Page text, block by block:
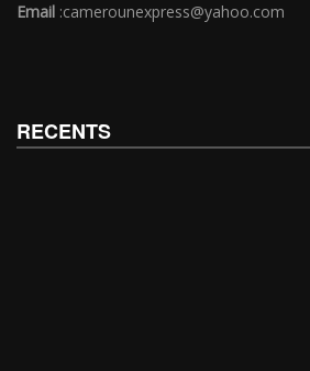
Email :camerounexpress@yahoo.com
RECENTS